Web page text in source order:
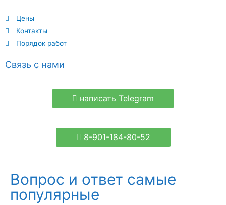
Связь с нами
написать Telegram
8-901-184-80-52
Цены
Контакты
Порядок работ
Вопрос и ответ самые
популярные